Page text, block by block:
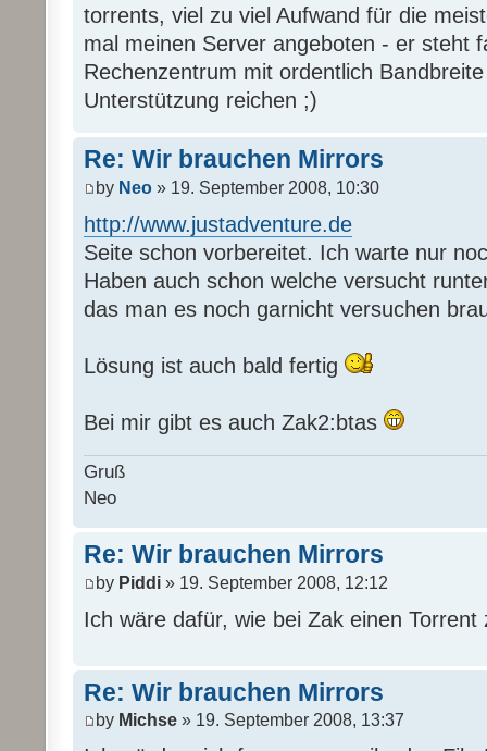
torrents, viel zu viel Aufwand für die
mal meinen Server angeboten - er steht
Rechenzentrum mit ordentlich
Unterstützung reichen ;)
Re: Wir brauchen Mirrors
by Neo » 19. September 2008, 10:30
http://www.justadventure.de
Seite schon vorbereitet. Ich warte nur
Haben auch schon welche versucht
das man es noch garnicht versuchen
Lösung ist auch bald fertig
Bei mir gibt es auch Zak2:btas
Gruß
Neo
Re: Wir brauchen Mirrors
by Piddi » 19. September 2008, 12:12
Ich wäre dafür, wie bei Zak einen Torrent
Re: Wir brauchen Mirrors
by Michse » 19. September 2008, 13:37